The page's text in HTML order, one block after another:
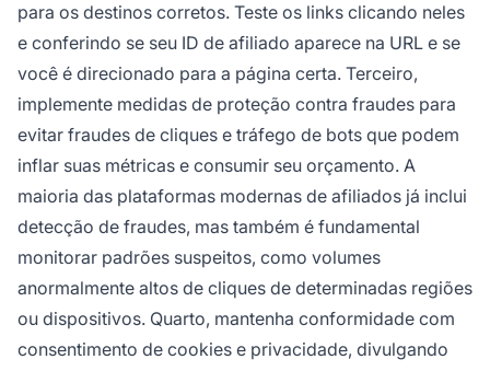
para os destinos corretos. Teste os links clicando neles
e conferindo se seu ID de afiliado aparece na URL e se
você é direcionado para a página certa. Terceiro,
implemente medidas de proteção contra fraudes para
evitar fraudes de cliques e tráfego de bots que podem
inflar suas métricas e consumir seu orçamento. A
maioria das plataformas modernas de afiliados já inclui
detecção de fraudes, mas também é fundamental
monitorar padrões suspeitos, como volumes
anormalmente altos de cliques de determinadas regiões
ou dispositivos. Quarto, mantenha conformidade com
consentimento de cookies e privacidade, divulgando